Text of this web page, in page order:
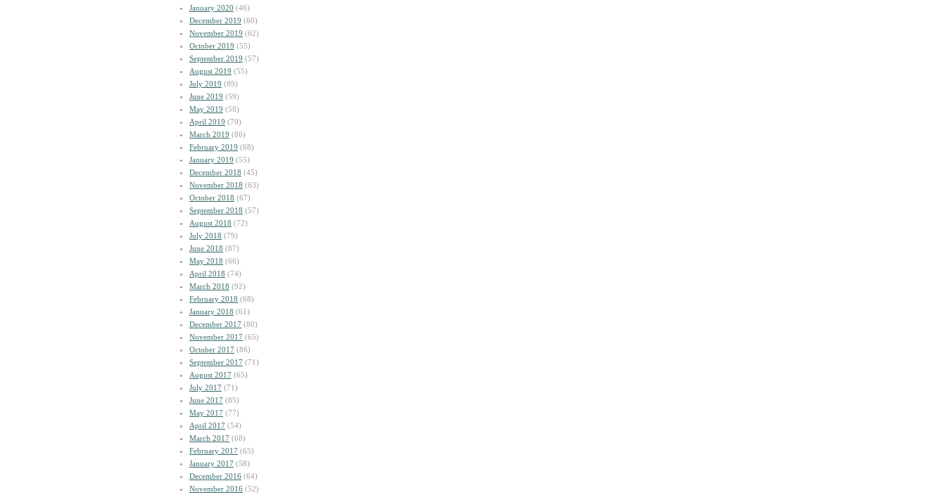
January 2020 (46)
December 2019 (60)
November 2019 (62)
October 2019 (55)
September 2019 (57)
August 2019 (55)
July 2019 (89)
June 2019 (59)
May 2019 (58)
April 2019 (70)
March 2019 (86)
February 2019 (68)
January 2019 (55)
December 2018 (45)
November 2018 (63)
October 2018 (67)
September 2018 (57)
August 2018 (72)
July 2018 (79)
June 2018 (87)
May 2018 (66)
April 2018 (74)
March 2018 (92)
February 2018 (68)
January 2018 (61)
December 2017 (80)
November 2017 (65)
October 2017 (86)
September 2017 (71)
August 2017 (65)
July 2017 (71)
June 2017 (85)
May 2017 (77)
April 2017 (54)
March 2017 (68)
February 2017 (65)
January 2017 (58)
December 2016 (64)
November 2016 (52)